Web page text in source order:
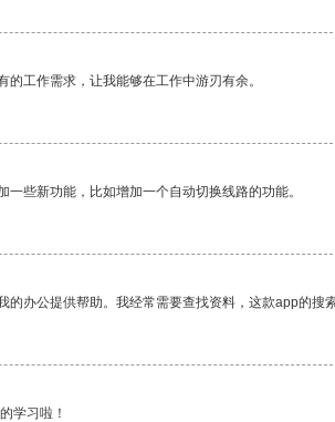
工作需求，让我能够在工作中游刃有余。
些新功能，比如增加一个自动切换线路的功能。
办公提供帮助。我经常需要查找资料，这款app的搜
学习啦！